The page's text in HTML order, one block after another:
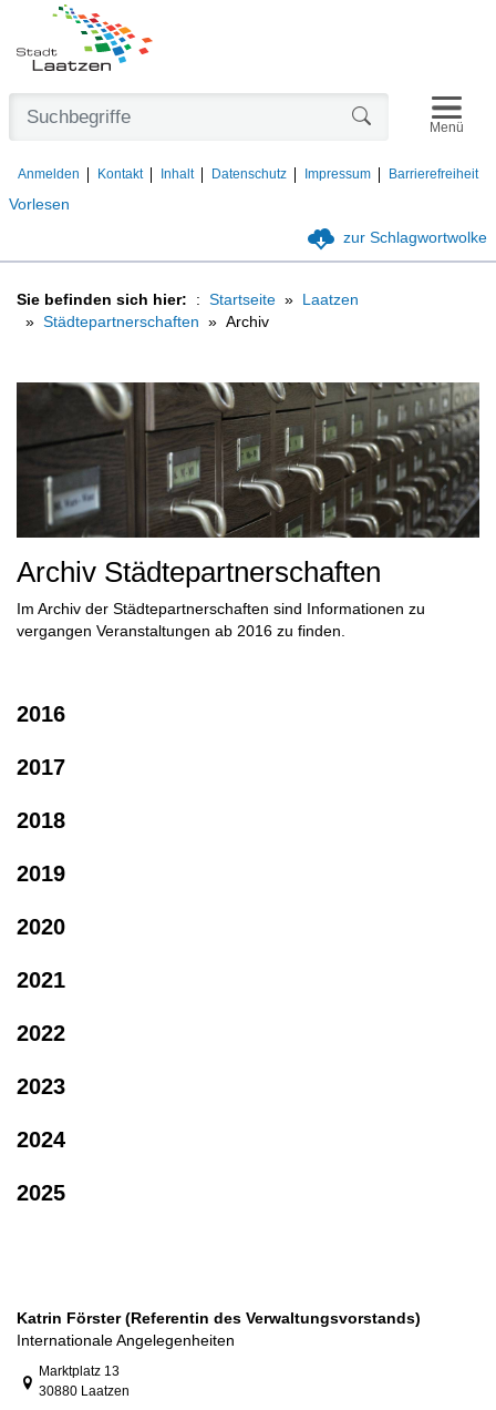
Vorlesen
Anmelden Kontakt Inhalt Datenschutz Impressum Barrierefreiheit
Menü
zur Schlagwortwolke
Sie befinden sich hier: Startseite
Laatzen
Städtepartnerschaften
Archiv
Archiv Städtepartnerschaften
Im Archiv der Städtepartnerschaften sind Informationen zu
vergangen Veranstaltungen ab 2016 zu finden.
2016
2017
2018
2019
2020
2021
2022
2023
2024
2025
Katrin Förster (Referentin des Verwaltungsvorstands)
Internationale Angelegenheiten
Link zur Google-Maps Navigation
Marktplatz 13
30880 Laatzen